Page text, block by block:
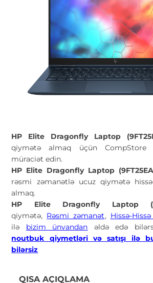
HP Elite Dragonfly Laptop
qiymətə almaq üçün CompStore
müraciət edin.
HP Elite Dragonfly Laptop
rəsmi zəmanətlə ucuz qiymətə
almaq.
HP Elite Dragonfly Laptop
qiymətə, Rəsmi zəmanət, Hissə-
ilə bizim ünvandan əldə edə
noutbuk qiymetləri və satışı ilə
bilərsiz
QISA AÇIQLAMA